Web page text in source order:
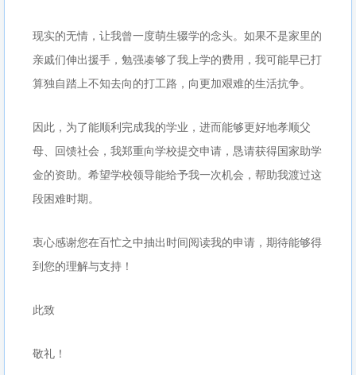
现实的无情，让我曾一度萌生辍学的念头。如果不是家里的
亲戚们伸出援手，勉强凑够了我上学的费用，我可能早已打
算独自踏上不知去向的打工路，向更加艰难的生活抗争。
因此，为了能顺利完成我的学业，进而能够更好地孝顺父
母、回馈社会，我郑重向学校提交申请，恳请获得国家助学
金的资助。希望学校领导能给予我一次机会，帮助我渡过这
段困难时期。
衷心感谢您在百忙之中抽出时间阅读我的申请，期待能够得
到您的理解与支持！
此致
敬礼！